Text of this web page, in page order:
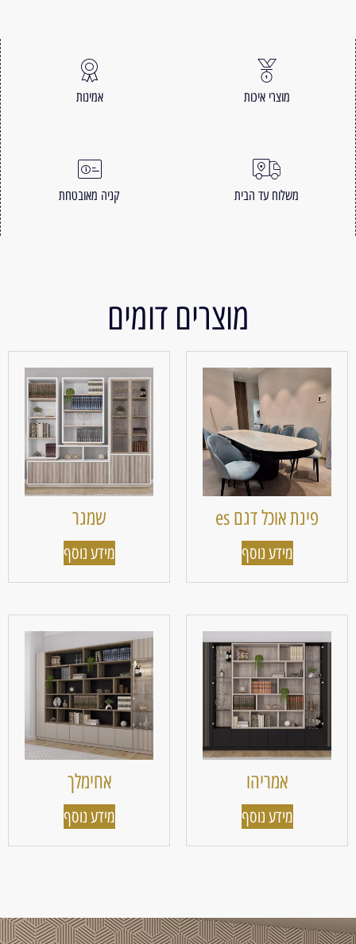
מוצרי איכות אמינות
משלוח עד הבית קניה מאובטחת
מוצרים דומים
פינת אוכל דגם es
מידע נוסף
שמגר
מידע נוסף
אמריהו
מידע נוסף
אחימלך
מידע נוסף